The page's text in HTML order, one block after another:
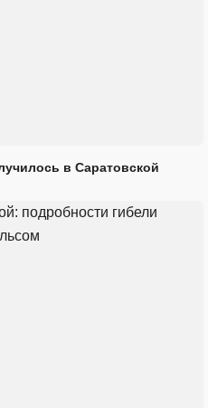
в Саратовской